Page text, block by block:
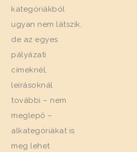
kategóriákból
ugyan nem látszik,
de az egyes
pályázati
címeknél,
leírásoknál
további – nem
meglepő –
alkategóriákat is
meg lehet